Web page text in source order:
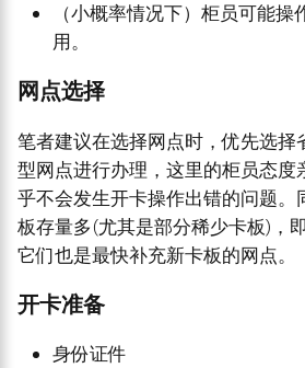
（小概率情况下）柜员可能
用。
网点选择
笔者建议在选择网点时，优先选择
型网点进行办理，这里的柜员态度
乎不会发生开卡操作出错的问题。
板存量多(尤其是部分稀少卡板)，
它们也是最快补充新卡板的网点。
开卡准备
身份证件